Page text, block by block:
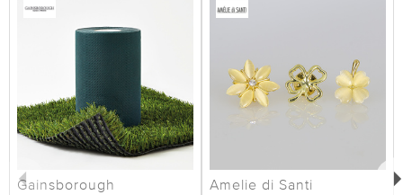
Gainsborough Amelie di Santi